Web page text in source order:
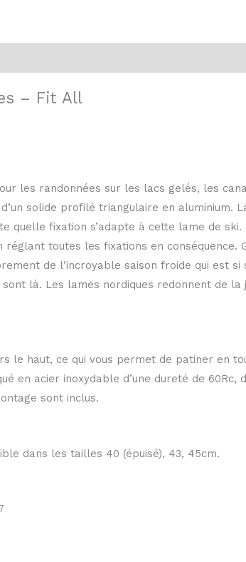
– Fit All
les randonnées sur les lacs gelés, les
solide profilé triangulaire en aluminium.
quelle fixation s’adapte à cette lame de
toutes les fixations en conséquence.
de l’incroyable saison froide qui est si
là. Les lames nordiques redonnent de
le haut, ce qui vous permet de patiner en
en acier inoxydable d’une dureté de 60Rc,
sont inclus.
dans les tailles 40 (épuisé), 43, 45cm.